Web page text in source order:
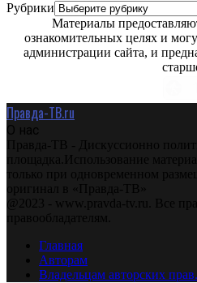
Рубрики
Материалы
ознакомительных целях и
администрации сайта, и
Правда-ТВ.ru
О нас
Правда-ТВ - Дискуссионно
площадка.Использование
только при одновременном
оригинал в «Правда-ТВ»
@2023 - www.pravda-tv.ru. Все
правообладателям.
Главная
Авторам
Владельцам авторских